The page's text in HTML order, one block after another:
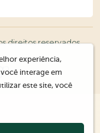
direitos reservados.
experiência,
interage em
este site, você